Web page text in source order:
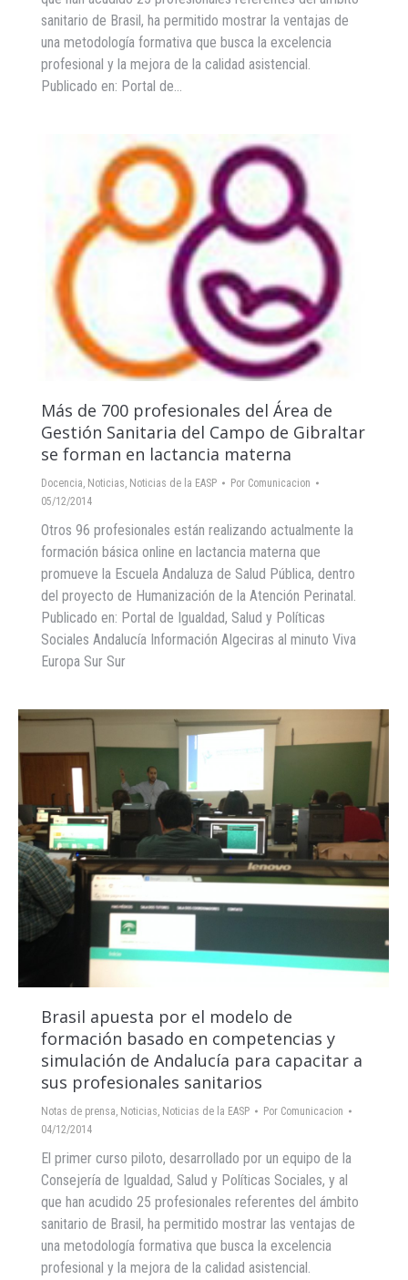
sanitario de Brasil, ha permitido mostrar la ventajas de
una metodología formativa que busca la excelencia
profesional y la mejora de la calidad asistencial.
Publicado en: Portal de…
Más de 700 profesionales del Área de
Gestión Sanitaria del Campo de Gibraltar
se forman en lactancia materna
Docencia, Noticias, Noticias de la EASP Por Comunicacion
05/12/2014
Otros 96 profesionales están realizando actualmente la
formación básica online en lactancia materna que
promueve la Escuela Andaluza de Salud Pública, dentro
del proyecto de Humanización de la Atención Perinatal.
Publicado en: Portal de Igualdad, Salud y Políticas
Sociales Andalucía Información Algeciras al minuto Viva
Europa Sur Sur
Brasil apuesta por el modelo de
formación basado en competencias y
simulación de Andalucía para capacitar a
sus profesionales sanitarios
Notas de prensa, Noticias, Noticias de la EASP Por Comunicacion
04/12/2014
El primer curso piloto, desarrollado por un equipo de la
Consejería de Igualdad, Salud y Políticas Sociales, y al
que han acudido 25 profesionales referentes del ámbito
sanitario de Brasil, ha permitido mostrar las ventajas de
una metodología formativa que busca la excelencia
profesional y la mejora de la calidad asistencial.